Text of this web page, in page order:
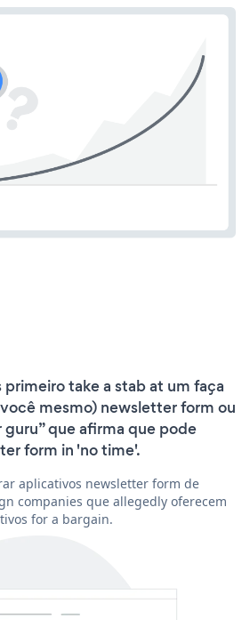
take a stab at um faça
mesmo) newsletter form ou
que afirma que pode
form in 'no time'.
aplicativos newsletter form de
companies que allegedly oferecem
for a bargain.